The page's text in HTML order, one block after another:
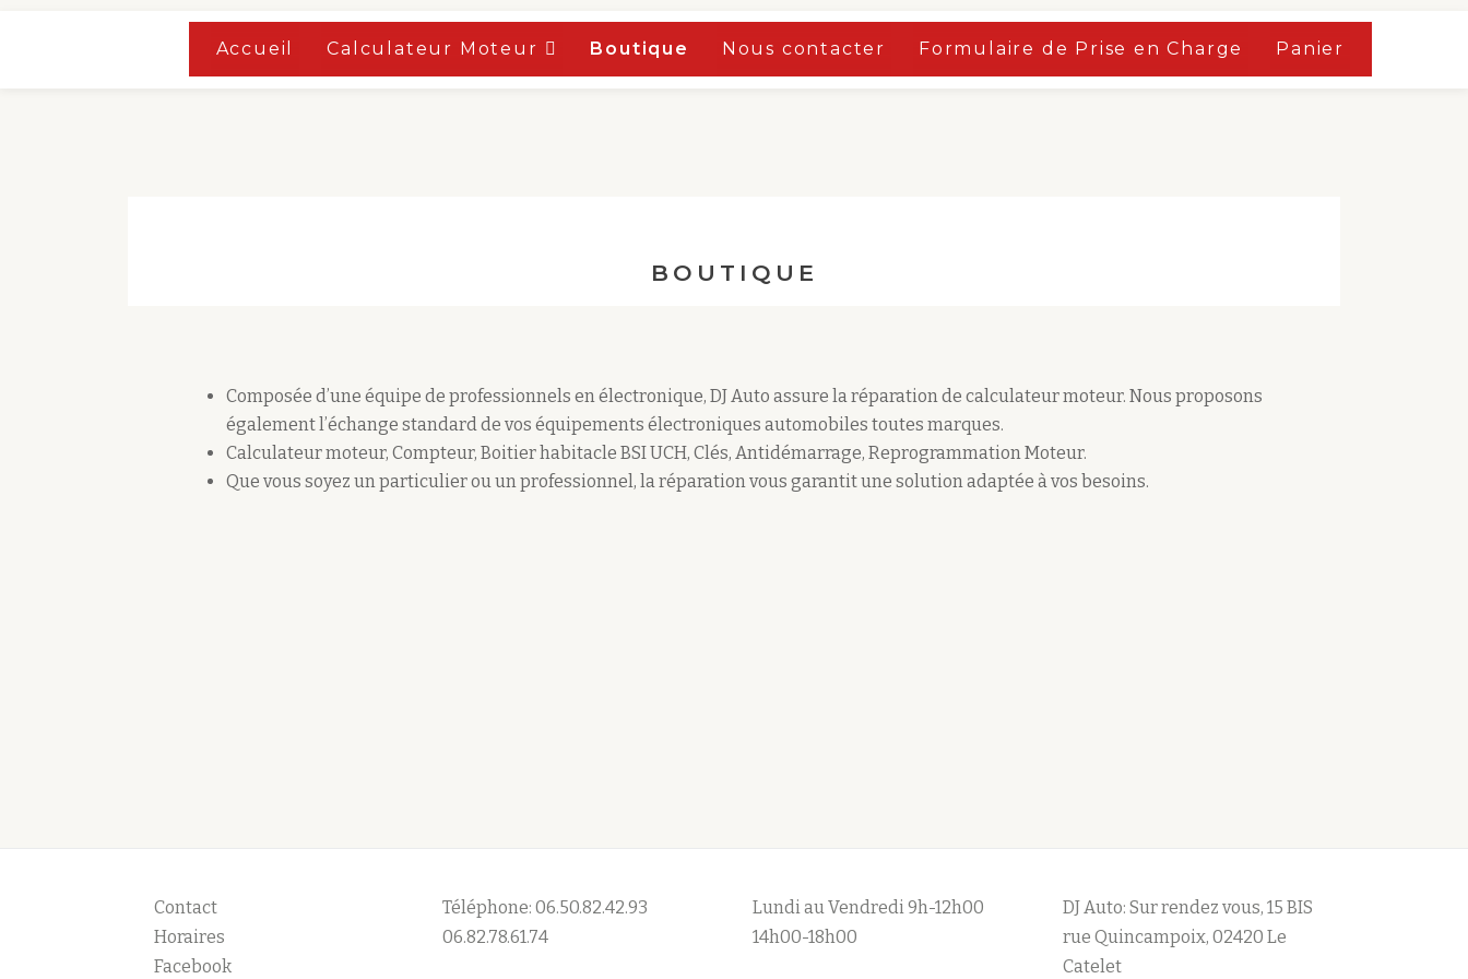
Accueil Calculateur Moteur Boutique Nous contacter Formulaire de Prise en Charge Panier
BOUTIQUE
Composée d’une équipe de professionnels en électronique, DJ Auto assure la réparation de calculateur moteur. Nous proposons
également l’échange standard de vos équipements électroniques automobiles toutes marques.
Calculateur moteur, Compteur, Boitier habitacle BSI UCH, Clés, Antidémarrage, Reprogrammation Moteur.
Que vous soyez un particulier ou un professionnel, la réparation vous garantit une solution adaptée à vos besoins.
Contact
Horaires
Facebook
Téléphone: 06.50.82.42.93
06.82.78.61.74
Lundi au Vendredi 9h-12h00
14h00-18h00
DJ Auto: Sur rendez vous, 15 BIS
rue Quincampoix, 02420 Le
Catelet